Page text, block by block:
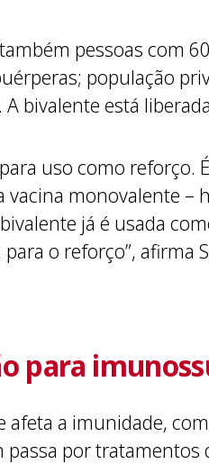
pessoas com
população
bivalente está
uso como
monovalente –
já é usada
o reforço”, afirma
para
a imunidade,
por